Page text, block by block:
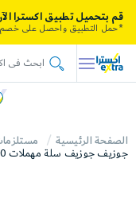
الصفحة الرئيسية
جوزيف جوزيف سلة مهملات 40 لتر، رمادي فاتح
قم بتحميل تطبيق اكسترا
*حمل التطبيق واحصل على خصم 5%